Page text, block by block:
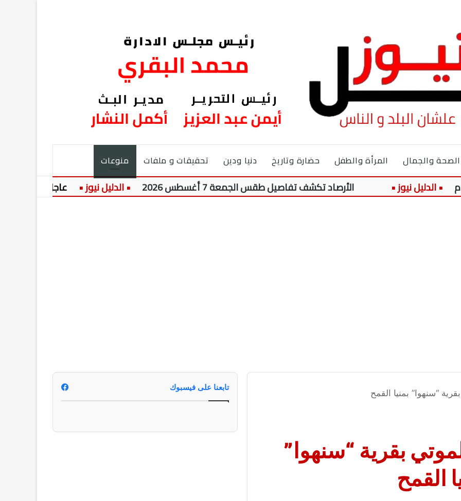
الصحة والجمال المرأة والطفل حضارة وتاريخ دنيا ودين تحقيقات و ملفات منوعات
الأرصاد تكشف تفاصيل طقس الجمعة 7 أغسطس 2026 عاجل: الأزهر يطلق
“سنهوا” بمنيا القمح
بقرية “سنهوا”
القمح
تابعنا على فيسبوك